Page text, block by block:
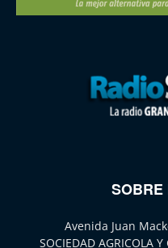
SOBRE
Avenida Juan
SOCIEDAD AGRICOLA